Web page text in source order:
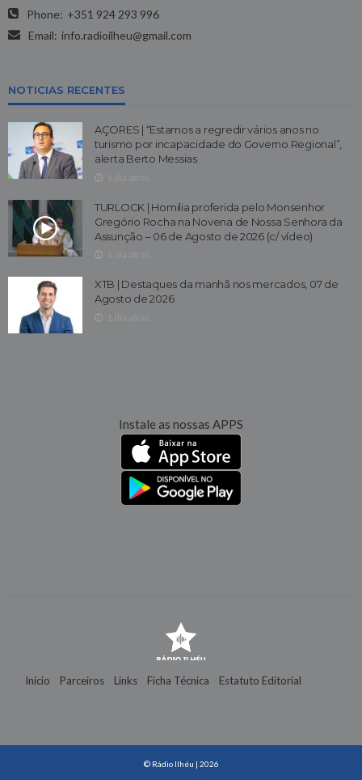
Phone: +351 924 293 996
Email: info.radioilheu@gmail.com
NOTICIAS RECENTES
AÇORES | “Estamos a regredir vários anos no
turismo por incapacidade do Governo Regional”,
alerta Berto Messias
TURLOCK | Homilia proferida pelo Monsenhor
Gregório Rocha na Novena de Nossa Senhora da
Assunção – 06 de Agosto de 2026 (c/ vídeo)
XTB | Destaques da manhã nos mercados, 07 de
Agosto de 2026
Instale as nossas APPS
Início Parceiros Links Ficha Técnica Estatuto Editorial
© Rádio Ilhéu | 2026